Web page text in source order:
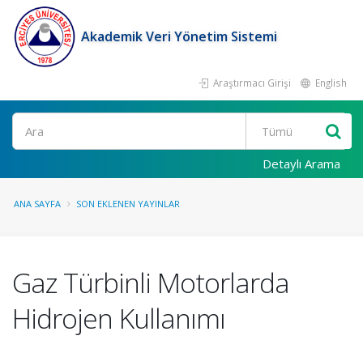
Akademik Veri Yönetim Sistemi
Araştırmacı Girişi English
Ara
Detaylı Arama
ANA SAYFA SON EKLENEN YAYINLAR
Gaz Türbinli Motorlarda
Hidrojen Kullanımı